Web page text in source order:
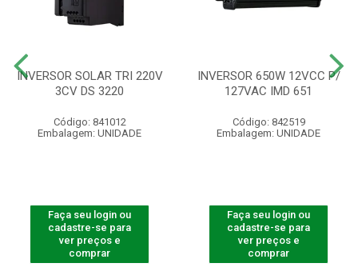
INVERSOR SOLAR TRI 220V
3CV DS 3220
Código: 841012
Embalagem: UNIDADE
Faça seu login ou
cadastre-se para
ver preços e
comprar
INVERSOR 650W 12VCC P/
127VAC IMD 651
Código: 842519
Embalagem: UNIDADE
Faça seu login ou
cadastre-se para
ver preços e
comprar